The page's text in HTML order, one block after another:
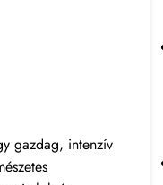
gazdag, intenzív